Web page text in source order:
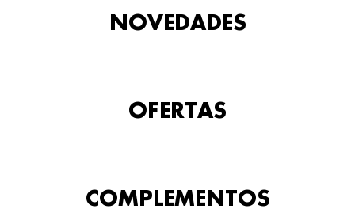
NOVEDADES
OFERTAS
COMPLEMENTOS